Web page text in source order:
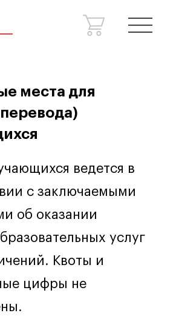
Консалтинг
образовательной
места для
ведется в
с заключаемыми
об оказании
услуг
Квоты и
цифры не